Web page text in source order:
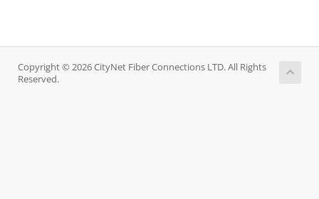
Copyright © 2026 CityNet Fiber Connections LTD. All Rights
Reserved.